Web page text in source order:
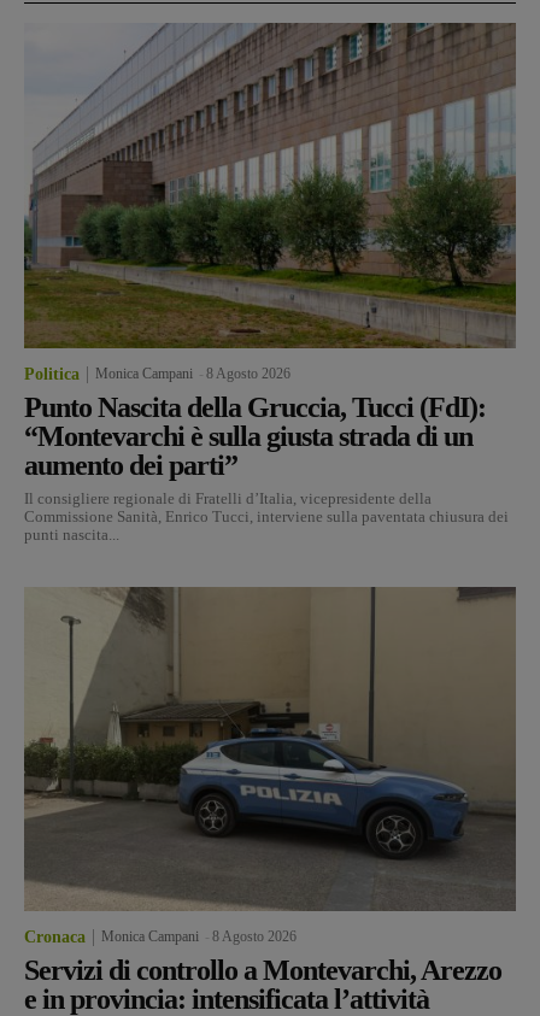
Politica Monica Campani 8 Agosto 2026
Punto Nascita della Gruccia, Tucci (FdI):
“Montevarchi è sulla giusta strada di un
aumento dei parti”
Il consigliere regionale di Fratelli d’Italia, vicepresidente della
Commissione Sanità, Enrico Tucci, interviene sulla paventata chiusura dei
punti nascita...
Cronaca Monica Campani 8 Agosto 2026
Servizi di controllo a Montevarchi, Arezzo
e in provincia: intensificata l’attività